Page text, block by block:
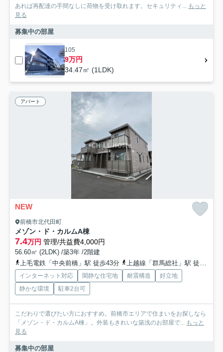
あれば再配達の手間なしに荷物を受け取れます。セキュリティ... もっと
見る
募集中の部屋
105
9万円
34.47㎡ (1LDK)
アパート
NEW
前橋市北代田町
メゾン・ド・カルムA棟
7.4万円 管理/共益費4,000円
56.60㎡ (2LDK) /築3年 /2階建
上毛電鉄「中央前橋」駅 徒歩43分
上越線「群馬総社」駅 徒歩58分
インターネット対応 閑静な住宅地 耐震構造
好立地
静かな環境
駐車2台可
こだわりで選びたい方におすすめ。前橋市エリアで住まいをお探しなら
「メゾン・ド・カルムA棟」。外装もきれいな築浅のお部屋で... もっと
見る
募集中の部屋